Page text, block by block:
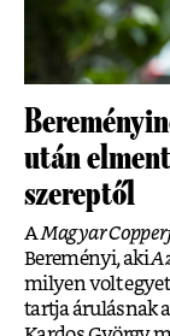
után
szereptől
AMagyar
Bereményi, aki
milyen volt
tartja árulásnak